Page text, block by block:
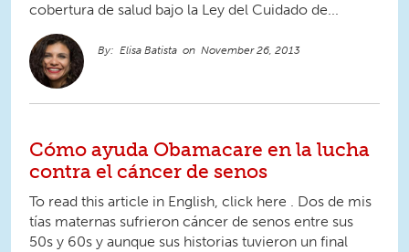
cobertura de salud bajo la Ley del Cuidado de...
Elisa Batista November 26, 2013
Cómo ayuda Obamacare en la lucha
contra el cáncer de senos
To read this article in English, click here . Dos de mis
tías maternas sufrieron cáncer de senos entre sus
50s y 60s y aunque sus historias tuvieron un final